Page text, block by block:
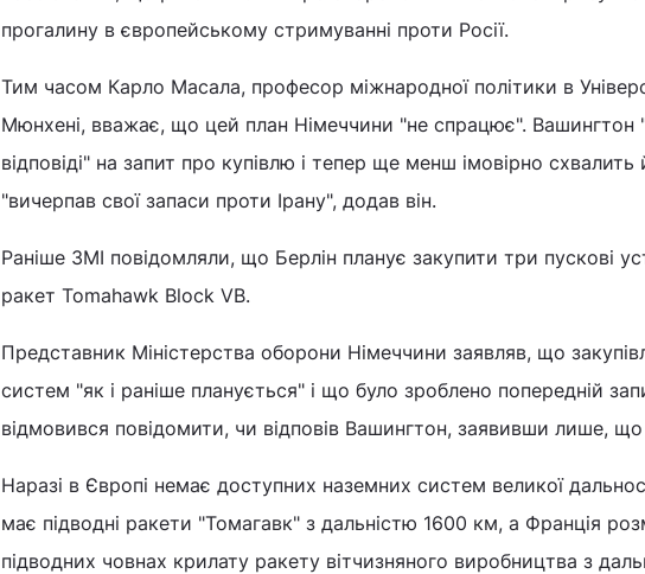
прогалину в європейському стримуванні проти Росії.
Тим часом Карло Масала, професор міжнародної політики в
Мюнхені, вважає, що цей план Німеччини "не спрацює".
відповіді" на запит про купівлю і тепер ще менш імовірно схвалить
"вичерпав свої запаси проти Ірану", додав він.
Раніше ЗМІ повідомляли, що Берлін планує закупити три пускові
ракет Tomahawk Block VB.
Представник Міністерства оборони Німеччини заявляв, що
систем "як і раніше планується" і що було зроблено попередній
відмовився повідомити, чи відповів Вашингтон, заявивши лише,
Наразі в Європі немає доступних наземних систем великої
має підводні ракети "Томагавк" з дальністю 1600 км, а Франція
підводних човнах крилату ракету вітчизняного виробництва з